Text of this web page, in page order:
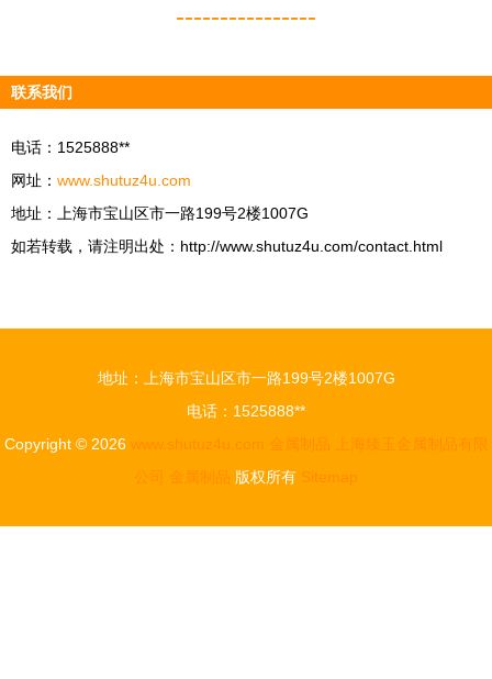
----------------
联系我们
电话：1525888**
网址： www.shutuz4u.com
地址：上海市宝山区市一路199号2楼1007G
如若转载，请注明出处：http://www.shutuz4u.com/contact.html
地址：上海市宝山区市一路199号2楼1007G
电话：1525888**
Copyright © 2026 www.shutuz4u.com 金属制品
上海臻玉金属制品有限
公司
金属制品 版权所有 Sitemap